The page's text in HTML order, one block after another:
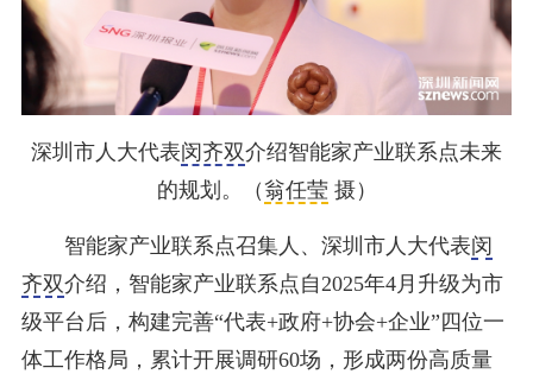
深圳市人大代表闵齐双介绍智能家产业联系点未来
的规划。（翁任莹摄）
智能家产业联系点召集人、深圳市人大代表闵
齐双介绍，智能家产业联系点自2025年4月升级为市
级平台后，构建完善“代表+政府+协会+企业”四位一
体工作格局，累计开展调研60场，形成两份高质量